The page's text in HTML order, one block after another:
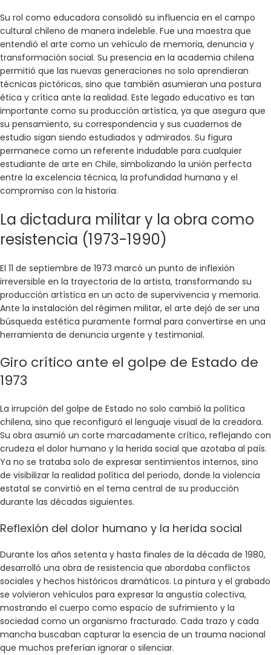
Su rol como educadora consolidó su influencia en el campo
cultural chileno de manera indeleble. Fue una maestra que
entendió el arte como un vehículo de memoria, denuncia y
transformación social. Su presencia en la academia chilena
permitió que las nuevas generaciones no solo aprendieran
técnicas pictóricas, sino que también asumieran una postura
ética y crítica ante la realidad. Este legado educativo es tan
importante como su producción artística, ya que asegura que
su pensamiento, su correspondencia y sus cuadernos de
estudio sigan siendo estudiados y admirados. Su figura
permanece como un referente indudable para cualquier
estudiante de arte en Chile, simbolizando la unión perfecta
entre la excelencia técnica, la profundidad humana y el
compromiso con la historia.
La dictadura militar y la obra como
resistencia (1973-1990)
El 11 de septiembre de 1973 marcó un punto de inflexión
irreversible en la trayectoria de la artista, transformando su
producción artística en un acto de supervivencia y memoria.
Ante la instalación del régimen militar, el arte dejó de ser una
búsqueda estética puramente formal para convertirse en una
herramienta de denuncia urgente y testimonial.
Giro crítico ante el golpe de Estado de
1973
La irrupción del golpe de Estado no solo cambió la política
chilena, sino que reconfiguró el lenguaje visual de la creadora.
Su obra asumió un corte marcadamente crítico, reflejando con
crudeza el dolor humano y la herida social que azotaba al país.
Ya no se trataba solo de expresar sentimientos internos, sino
de visibilizar la realidad política del periodo, donde la violencia
estatal se convirtió en el tema central de su producción
durante las décadas siguientes.
Reflexión del dolor humano y la herida social
Durante los años setenta y hasta finales de la década de 1980,
desarrolló una obra de resistencia que abordaba conflictos
sociales y hechos históricos dramáticos. La pintura y el grabado
se volvieron vehículos para expresar la angustia colectiva,
mostrando el cuerpo como espacio de sufrimiento y la
sociedad como un organismo fracturado. Cada trazo y cada
mancha buscaban capturar la esencia de un trauma nacional
que muchos preferían ignorar o silenciar.